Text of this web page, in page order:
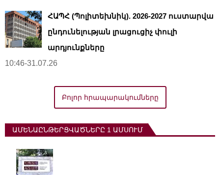
ՀԱՊՀ (Պոլիտեխնիկ). 2026-2027 ուստարվա
ընդունելության լրացուցիչ փուլի
արդյունքները
10:46-31.07.26
Բոլոր հրապարակումները
ԱՄԵՆԱԸՆԹԵՐՑՎԱԾՆԵՐԸ 1 ԱՄՍՈՒՄ